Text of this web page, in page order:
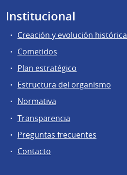
Institucional
Creación y evolución histórica
Cometidos
Plan estratégico
Estructura del organismo
Normativa
Transparencia
Preguntas frecuentes
Contacto